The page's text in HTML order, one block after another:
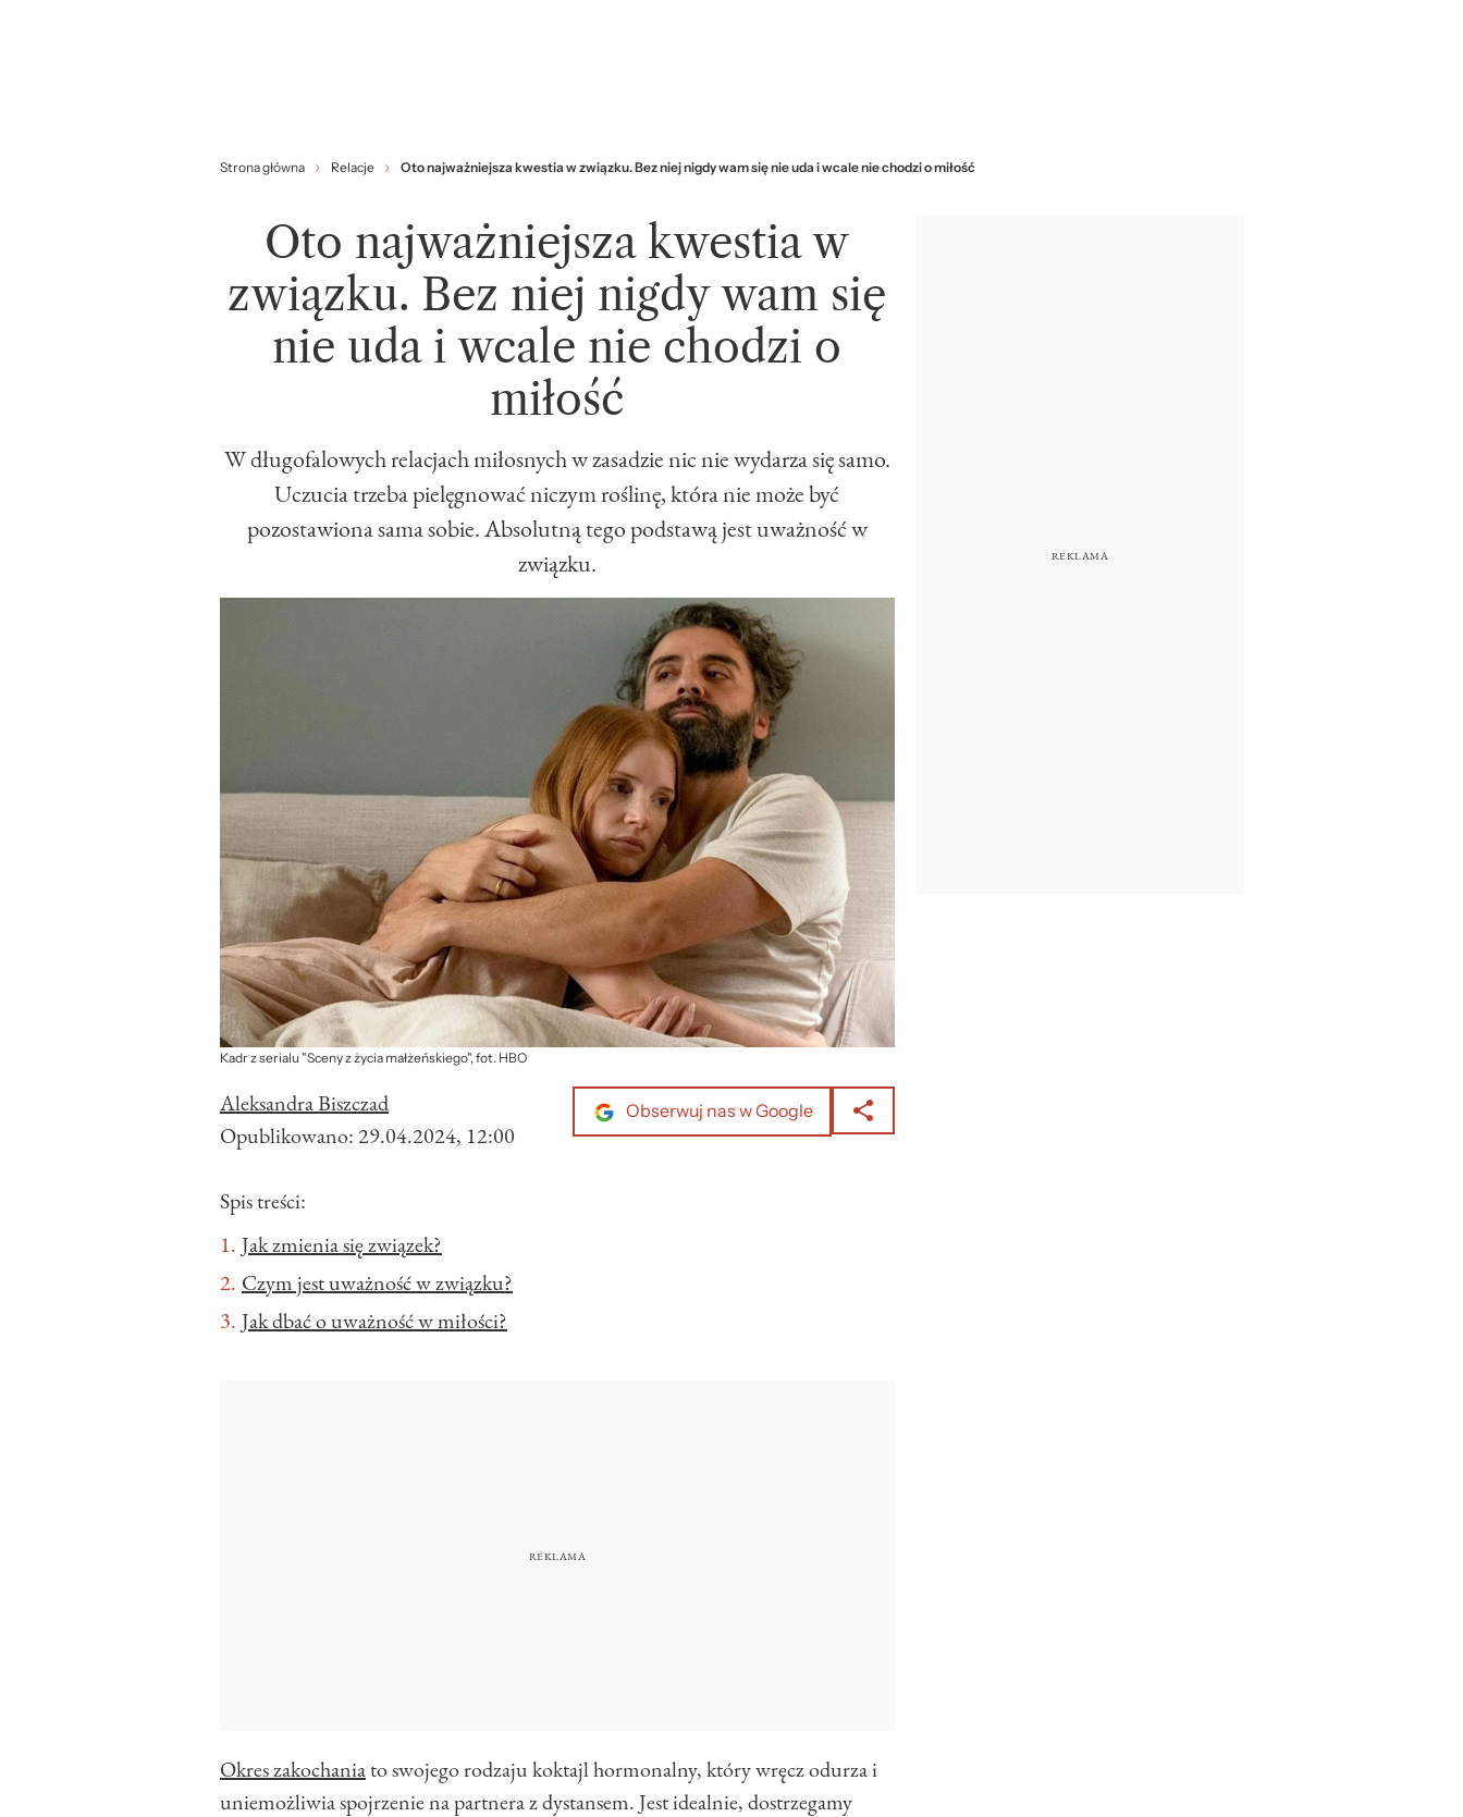
Strona główna Relacje Oto najważniejsza kwestia w związku. Bez niej nigdy wam się nie uda i wcale nie chodzi o miłość
Oto najważniejsza kwestia w
związku. Bez niej nigdy wam się
nie uda i wcale nie chodzi o
miłość
W długofalowych relacjach miłosnych w zasadzie nic nie wydarza się samo.
Uczucia trzeba pielęgnować niczym roślinę, która nie może być
pozostawiona sama sobie. Absolutną tego podstawą jest uważność w
związku.
Kadr z serialu "Sceny z życia małżeńskiego", fot. HBO
Aleksandra Biszczad
Opublikowano:29.04.2024, 12:00
Obserwuj nas w Google
Spis treści:
Jak zmienia się związek?
Czym jest uważność w związku?
Jak dbać o uważność w miłości?
Okres zakochaniato swojego rodzaju koktajl hormonalny, który wręcz odurza i
uniemożliwia spojrzenie na partnera z dystansem. Jest idealnie, dostrzegamy